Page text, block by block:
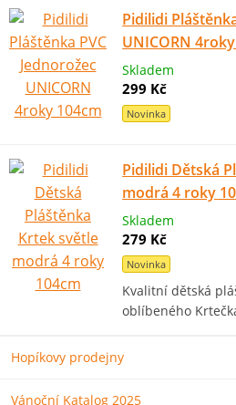
Pidilidi
UNICORN
Skladem
299 Kč
Novinka
Pidilidi Dětská
modrá 4 roky
Skladem
279 Kč
Novinka
Kvalitní dětská
oblíbeného
Hopíkovy prodejny
Vánoční Katalog 2025